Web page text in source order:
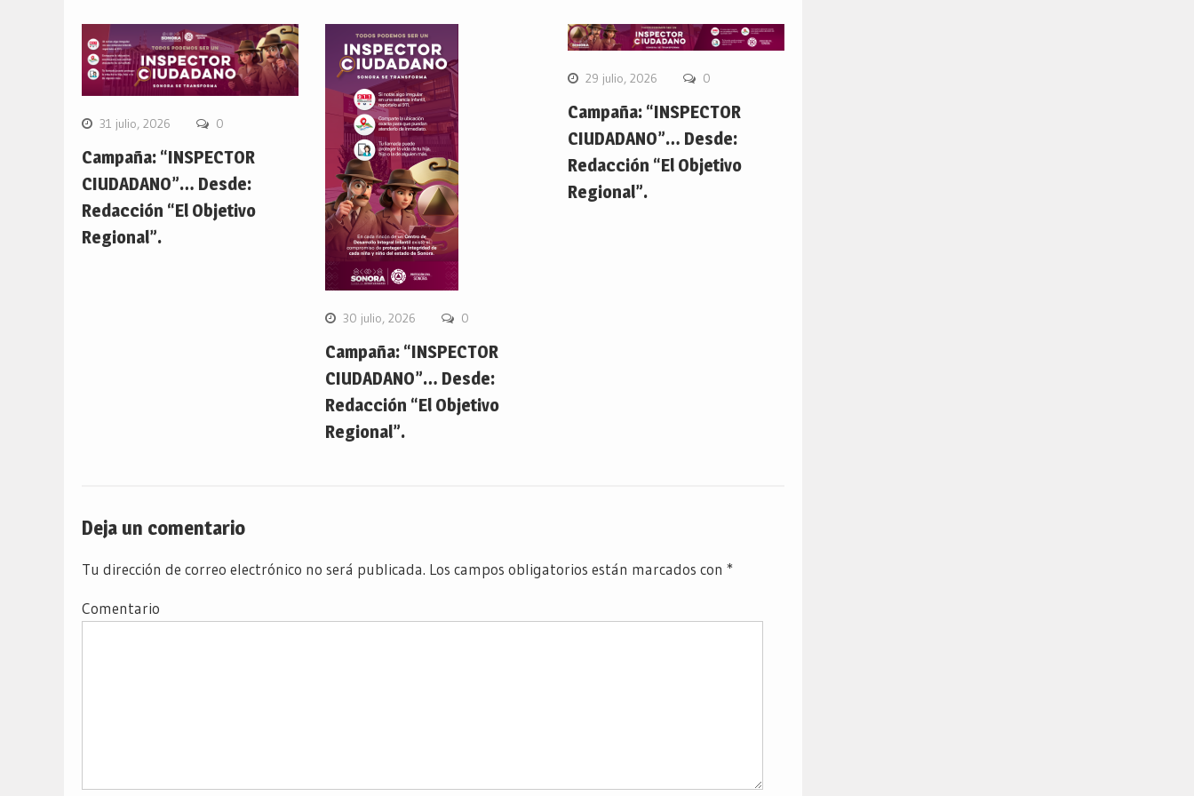
31 julio, 2026 0
Campaña: “INSPECTOR
CIUDADANO”… Desde:
Redacción “El Objetivo
Regional”.
30 julio, 2026 0
Campaña: “INSPECTOR
CIUDADANO”… Desde:
Redacción “El Objetivo
Regional”.
29 julio, 2026 0
Campaña: “INSPECTOR
CIUDADANO”… Desde:
Redacción “El Objetivo
Regional”.
Deja un comentario
Tu dirección de correo electrónico no será publicada. Los campos obligatorios están marcados con *
Comentario